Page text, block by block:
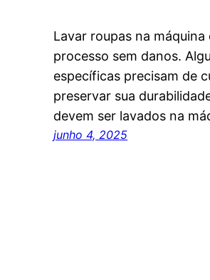
Lavar roupas na
processo sem danos.
específicas precisam de
preservar sua
devem ser lavados na
junho 4, 2025